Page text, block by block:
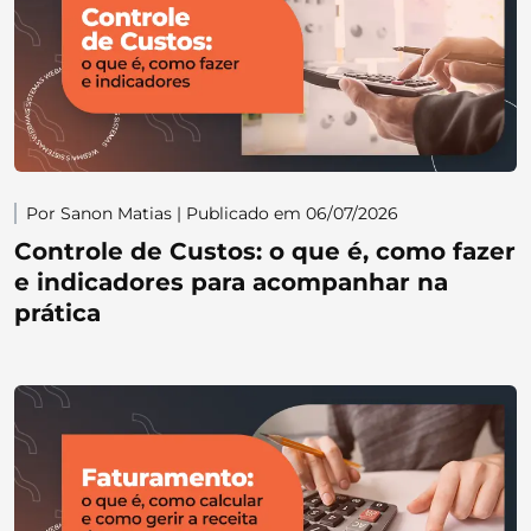
Por Sanon Matias | Publicado em 06/07/2026
Controle de Custos: o que é, como fazer
e indicadores para acompanhar na
prática